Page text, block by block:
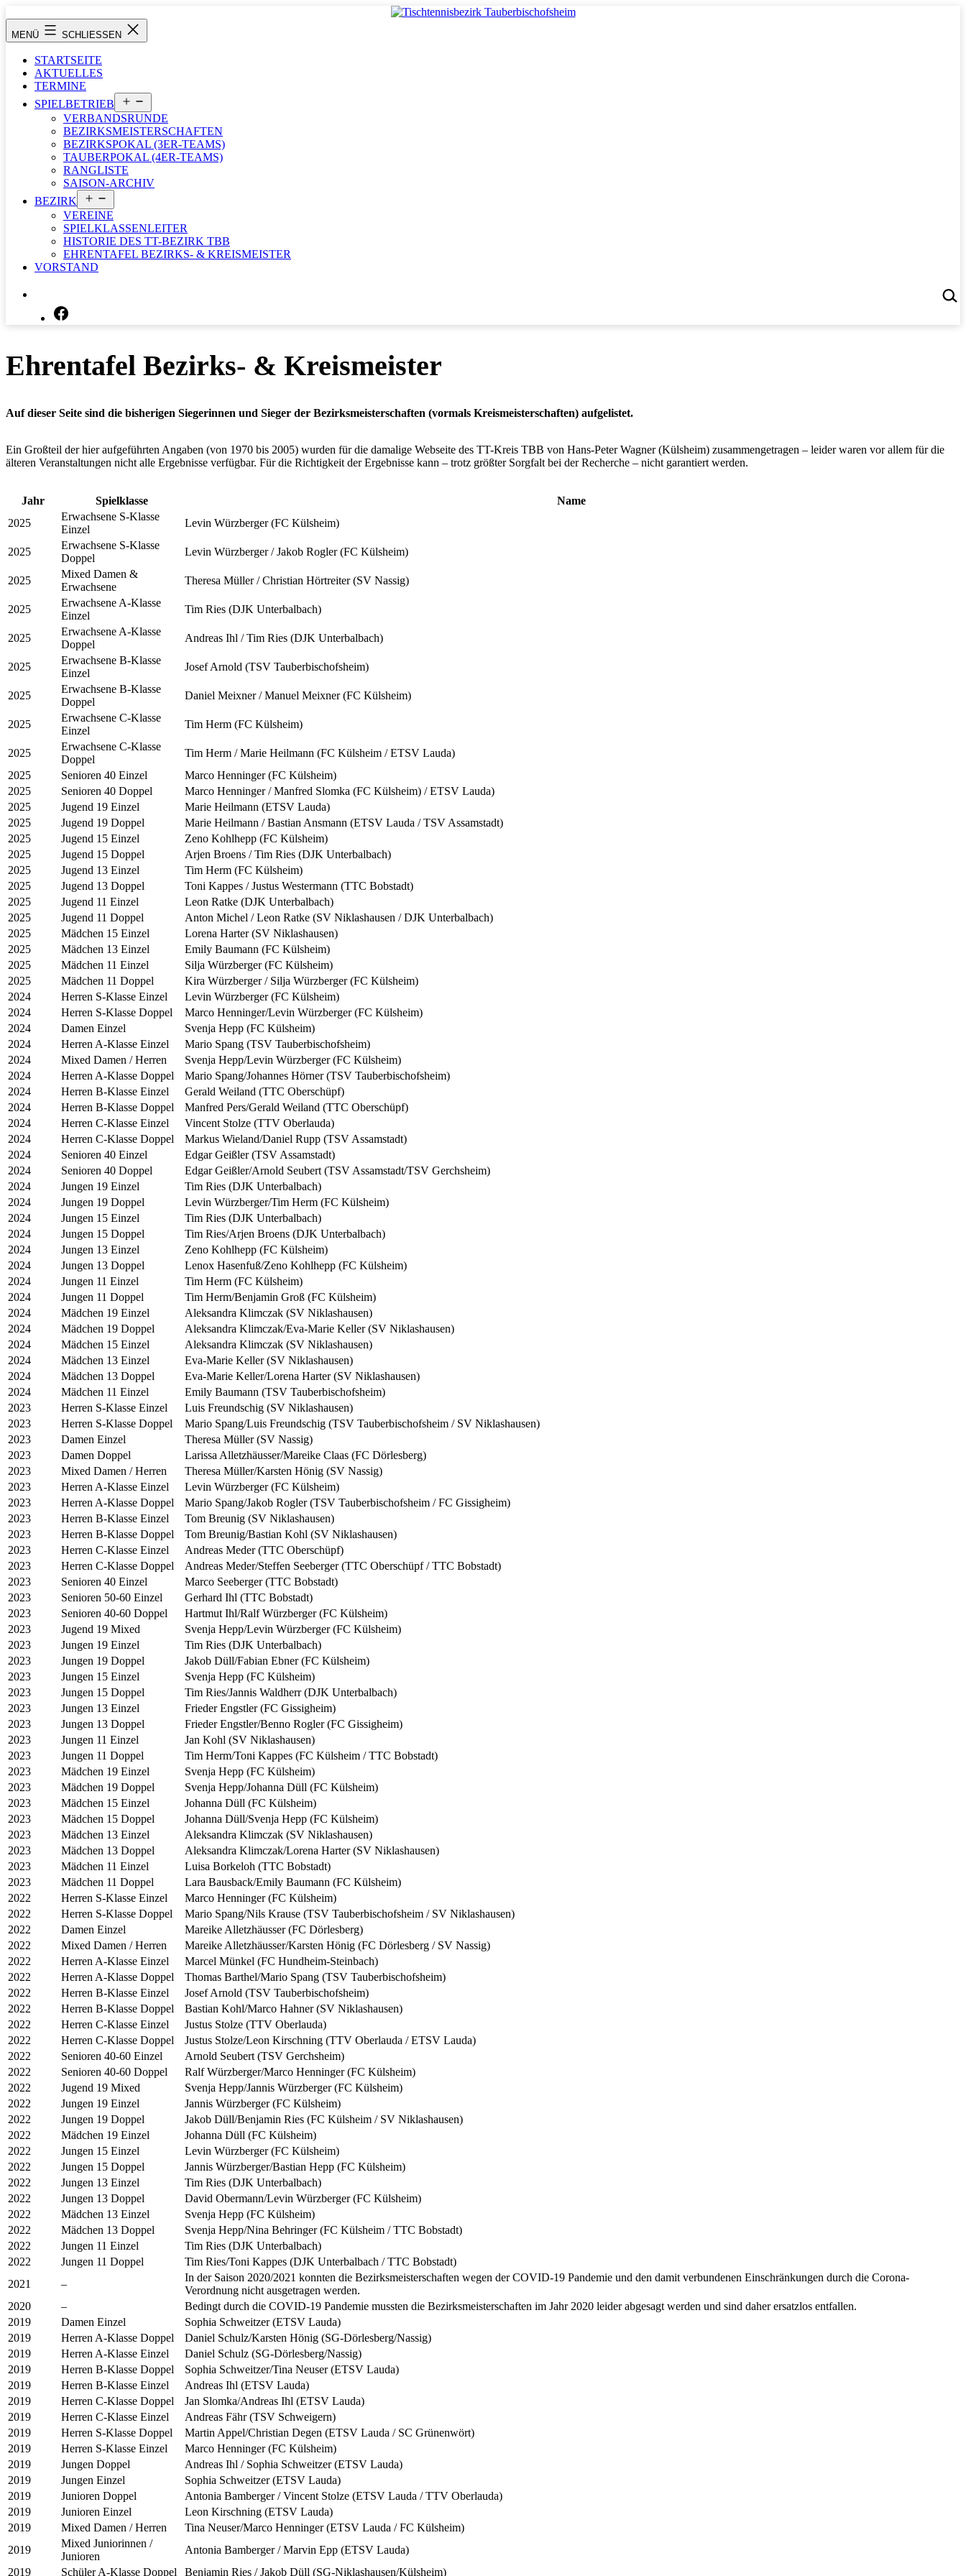
Inhalt
springen
Tischtennisbezirk
Tauberbischofsheim
MENÜ SCHLIESSEN
STARTSEITE
AKTUELLES
TERMINE
SPIELBETRIEB
öffnen
VERBANDSRUNDE
BEZIRKSMEISTERSCHAFTEN
BEZIRKSPOKAL (3ER-TEAMS)
TAUBERPOKAL (4ER-TEAMS)
RANGLISTE
SAISON-ARCHIV
BEZIRK
öffnen
VEREINE
SPIELKLASSENLEITER
HISTORIE DES TT-BEZIRK TBB
EHRENTAFEL BEZIRKS- & KREISMEISTER
VORSTAND
Ehrentafel Bezirks- & Kreismeister
Auf dieser Seite sind die bisherigen Siegerinnen und Sieger der Bezirksmeisterschaften (vormals Kreismeisterschaften) aufgelistet.
Ein Großteil der hier aufgeführten Angaben (von 1970 bis 2005) wurden für die damalige Webseite des TT-Kreis TBB von Hans-Peter Wagner (Külsheim) zusammengetragen – leider waren vor allem für die
älteren Veranstaltungen nicht alle Ergebnisse verfügbar. Für die Richtigkeit der Ergebnisse kann – trotz größter Sorgfalt bei der Recherche – nicht garantiert werden.
Jahr Spielklasse
Name
2025
Erwachsene S-Klasse
Einzel
Levin Würzberger (FC Külsheim)
2025
Erwachsene S-Klasse
Doppel
Levin Würzberger / Jakob Rogler (FC Külsheim)
2025
Mixed Damen &
Erwachsene
Theresa Müller / Christian Hörtreiter (SV Nassig)
2025
Erwachsene A-Klasse
Einzel
Tim Ries (DJK Unterbalbach)
2025
Erwachsene A-Klasse
Doppel
Andreas Ihl / Tim Ries (DJK Unterbalbach)
2025
Erwachsene B-Klasse
Einzel
Josef Arnold (TSV Tauberbischofsheim)
2025
Erwachsene B-Klasse
Doppel
Daniel Meixner / Manuel Meixner (FC Külsheim)
2025
Erwachsene C-Klasse
Einzel
Tim Herm (FC Külsheim)
2025
Erwachsene C-Klasse
Doppel
Tim Herm / Marie Heilmann (FC Külsheim / ETSV Lauda)
2025
Senioren 40 Einzel
Marco Henninger (FC Külsheim)
2025
Senioren 40 Doppel
Marco Henninger / Manfred Slomka (FC Külsheim) / ETSV Lauda)
2025
Jugend 19 Einzel
Marie Heilmann (ETSV Lauda)
2025
Jugend 19 Doppel
Marie Heilmann / Bastian Ansmann (ETSV Lauda / TSV Assamstadt)
2025
Jugend 15 Einzel
Zeno Kohlhepp (FC Külsheim)
2025
Jugend 15 Doppel
Arjen Broens / Tim Ries (DJK Unterbalbach)
2025
Jugend 13 Einzel
Tim Herm (FC Külsheim)
2025
Jugend 13 Doppel
Toni Kappes / Justus Westermann (TTC Bobstadt)
2025
Jugend 11 Einzel
Leon Ratke (DJK Unterbalbach)
2025
Jugend 11 Doppel
Anton Michel / Leon Ratke (SV Niklashausen / DJK Unterbalbach)
2025
Mädchen 15 Einzel
Lorena Harter (SV Niklashausen)
2025
Mädchen 13 Einzel
Emily Baumann (FC Külsheim)
2025
Mädchen 11 Einzel
Silja Würzberger (FC Külsheim)
2025
Mädchen 11 Doppel
Kira Würzberger / Silja Würzberger (FC Külsheim)
2024
Herren S-Klasse Einzel
Levin Würzberger (FC Külsheim)
2024
Herren S-Klasse Doppel
Marco Henninger/Levin Würzberger (FC Külsheim)
2024
Damen Einzel
Svenja Hepp (FC Külsheim)
2024
Herren A-Klasse Einzel
Mario Spang (TSV Tauberbischofsheim)
2024
Mixed Damen / Herren
Svenja Hepp/Levin Würzberger (FC Külsheim)
2024
Herren A-Klasse Doppel
Mario Spang/Johannes Hörner (TSV Tauberbischofsheim)
2024
Herren B-Klasse Einzel
Gerald Weiland (TTC Oberschüpf)
2024
Herren B-Klasse Doppel
Manfred Pers/Gerald Weiland (TTC Oberschüpf)
2024
Herren C-Klasse Einzel
Vincent Stolze (TTV Oberlauda)
2024
Herren C-Klasse Doppel
Markus Wieland/Daniel Rupp (TSV Assamstadt)
2024
Senioren 40 Einzel
Edgar Geißler (TSV Assamstadt)
2024
Senioren 40 Doppel
Edgar Geißler/Arnold Seubert (TSV Assamstadt/TSV Gerchsheim)
2024
Jungen 19 Einzel
Tim Ries (DJK Unterbalbach)
2024
Jungen 19 Doppel
Levin Würzberger/Tim Herm (FC Külsheim)
2024
Jungen 15 Einzel
Tim Ries (DJK Unterbalbach)
2024
Jungen 15 Doppel
Tim Ries/Arjen Broens (DJK Unterbalbach)
2024
Jungen 13 Einzel
Zeno Kohlhepp (FC Külsheim)
2024
Jungen 13 Doppel
Lenox Hasenfuß/Zeno Kohlhepp (FC Külsheim)
2024
Jungen 11 Einzel
Tim Herm (FC Külsheim)
2024
Jungen 11 Doppel
Tim Herm/Benjamin Groß (FC Külsheim)
2024
Mädchen 19 Einzel
Aleksandra Klimczak (SV Niklashausen)
2024
Mädchen 19 Doppel
Aleksandra Klimczak/Eva-Marie Keller (SV Niklashausen)
2024
Mädchen 15 Einzel
Aleksandra Klimczak (SV Niklashausen)
2024
Mädchen 13 Einzel
Eva-Marie Keller (SV Niklashausen)
2024
Mädchen 13 Doppel
Eva-Marie Keller/Lorena Harter (SV Niklashausen)
2024
Mädchen 11 Einzel
Emily Baumann (TSV Tauberbischofsheim)
2023
Herren S-Klasse Einzel
Luis Freundschig (SV Niklashausen)
2023
Herren S-Klasse Doppel
Mario Spang/Luis Freundschig (TSV Tauberbischofsheim / SV Niklashausen)
2023
Damen Einzel
Theresa Müller (SV Nassig)
2023
Damen Doppel
Larissa Alletzhäusser/Mareike Claas (FC Dörlesberg)
2023
Mixed Damen / Herren
Theresa Müller/Karsten Hönig (SV Nassig)
2023
Herren A-Klasse Einzel
Levin Würzberger (FC Külsheim)
2023
Herren A-Klasse Doppel
Mario Spang/Jakob Rogler (TSV Tauberbischofsheim / FC Gissigheim)
2023
Herren B-Klasse Einzel
Tom Breunig (SV Niklashausen)
2023
Herren B-Klasse Doppel
Tom Breunig/Bastian Kohl (SV Niklashausen)
2023
Herren C-Klasse Einzel
Andreas Meder (TTC Oberschüpf)
2023
Herren C-Klasse Doppel
Andreas Meder/Steffen Seeberger (TTC Oberschüpf / TTC Bobstadt)
2023
Senioren 40 Einzel
Marco Seeberger (TTC Bobstadt)
2023
Senioren 50-60 Einzel
Gerhard Ihl (TTC Bobstadt)
2023
Senioren 40-60 Doppel
Hartmut Ihl/Ralf Würzberger (FC Külsheim)
2023
Jugend 19 Mixed
Svenja Hepp/Levin Würzberger (FC Külsheim)
2023
Jungen 19 Einzel
Tim Ries (DJK Unterbalbach)
2023
Jungen 19 Doppel
Jakob Düll/Fabian Ebner (FC Külsheim)
2023
Jungen 15 Einzel
Svenja Hepp (FC Külsheim)
2023
Jungen 15 Doppel
Tim Ries/Jannis Waldherr (DJK Unterbalbach)
2023
Jungen 13 Einzel
Frieder Engstler (FC Gissigheim)
2023
Jungen 13 Doppel
Frieder Engstler/Benno Rogler (FC Gissigheim)
2023
Jungen 11 Einzel
Jan Kohl (SV Niklashausen)
2023
Jungen 11 Doppel
Tim Herm/Toni Kappes (FC Külsheim / TTC Bobstadt)
2023
Mädchen 19 Einzel
Svenja Hepp (FC Külsheim)
2023
Mädchen 19 Doppel
Svenja Hepp/Johanna Düll (FC Külsheim)
2023
Mädchen 15 Einzel
Johanna Düll (FC Külsheim)
2023
Mädchen 15 Doppel
Johanna Düll/Svenja Hepp (FC Külsheim)
2023
Mädchen 13 Einzel
Aleksandra Klimczak (SV Niklashausen)
2023
Mädchen 13 Doppel
Aleksandra Klimczak/Lorena Harter (SV Niklashausen)
2023
Mädchen 11 Einzel
Luisa Borkeloh (TTC Bobstadt)
2023
Mädchen 11 Doppel
Lara Bausback/Emily Baumann (FC Külsheim)
2022
Herren S-Klasse Einzel
Marco Henninger (FC Külsheim)
2022
Herren S-Klasse Doppel
Mario Spang/Nils Krause (TSV Tauberbischofsheim / SV Niklashausen)
2022
Damen Einzel
Mareike Alletzhäusser (FC Dörlesberg)
2022
Mixed Damen / Herren
Mareike Alletzhäusser/Karsten Hönig (FC Dörlesberg / SV Nassig)
2022
Herren A-Klasse Einzel
Marcel Münkel (FC Hundheim-Steinbach)
2022
Herren A-Klasse Doppel
Thomas Barthel/Mario Spang (TSV Tauberbischofsheim)
2022
Herren B-Klasse Einzel
Josef Arnold (TSV Tauberbischofsheim)
2022
Herren B-Klasse Doppel
Bastian Kohl/Marco Hahner (SV Niklashausen)
2022
Herren C-Klasse Einzel
Justus Stolze (TTV Oberlauda)
2022
Herren C-Klasse Doppel
Justus Stolze/Leon Kirschning (TTV Oberlauda / ETSV Lauda)
2022
Senioren 40-60 Einzel
Arnold Seubert (TSV Gerchsheim)
2022
Senioren 40-60 Doppel
Ralf Würzberger/Marco Henninger (FC Külsheim)
2022
Jugend 19 Mixed
Svenja Hepp/Jannis Würzberger (FC Külsheim)
2022
Jungen 19 Einzel
Jannis Würzberger (FC Külsheim)
2022
Jungen 19 Doppel
Jakob Düll/Benjamin Ries (FC Külsheim / SV Niklashausen)
2022
Mädchen 19 Einzel
Johanna Düll (FC Külsheim)
2022
Jungen 15 Einzel
Levin Würzberger (FC Külsheim)
2022
Jungen 15 Doppel
Jannis Würzberger/Bastian Hepp (FC Külsheim)
2022
Jungen 13 Einzel
Tim Ries (DJK Unterbalbach)
2022
Jungen 13 Doppel
David Obermann/Levin Würzberger (FC Külsheim)
2022
Mädchen 13 Einzel
Svenja Hepp (FC Külsheim)
2022
Mädchen 13 Doppel
Svenja Hepp/Nina Behringer (FC Külsheim / TTC Bobstadt)
2022
Jungen 11 Einzel
Tim Ries (DJK Unterbalbach)
2022
Jungen 11 Doppel
Tim Ries/Toni Kappes (DJK Unterbalbach / TTC Bobstadt)
2021
–
In der Saison 2020/2021 konnten die Bezirksmeisterschaften wegen der COVID-19 Pandemie und den damit verbundenen Einschränkungen durch die Corona-
Verordnung nicht ausgetragen werden.
2020
–
Bedingt durch die COVID-19 Pandemie mussten die Bezirksmeisterschaften im Jahr 2020 leider abgesagt werden und sind daher ersatzlos entfallen.
2019
Damen Einzel
Sophia Schweitzer (ETSV Lauda)
2019
Herren A-Klasse Doppel
Daniel Schulz/Karsten Hönig (SG-Dörlesberg/Nassig)
2019
Herren A-Klasse Einzel
Daniel Schulz (SG-Dörlesberg/Nassig)
2019
Herren B-Klasse Doppel
Sophia Schweitzer/Tina Neuser (ETSV Lauda)
2019
Herren B-Klasse Einzel
Andreas Ihl (ETSV Lauda)
2019
Herren C-Klasse Doppel
Jan Slomka/Andreas Ihl (ETSV Lauda)
2019
Herren C-Klasse Einzel
Andreas Fähr (TSV Schweigern)
2019
Herren S-Klasse Doppel
Martin Appel/Christian Degen (ETSV Lauda / SC Grünenwört)
2019
Herren S-Klasse Einzel
Marco Henninger (FC Külsheim)
2019
Jungen Doppel
Andreas Ihl / Sophia Schweitzer (ETSV Lauda)
2019
Jungen Einzel
Sophia Schweitzer (ETSV Lauda)
2019
Junioren Doppel
Antonia Bamberger / Vincent Stolze (ETSV Lauda / TTV Oberlauda)
2019
Junioren Einzel
Leon Kirschning (ETSV Lauda)
2019
Mixed Damen / Herren
Tina Neuser/Marco Henninger (ETSV Lauda / FC Külsheim)
2019
Mixed Juniorinnen /
Junioren
Antonia Bamberger / Marvin Epp (ETSV Lauda)
2019
Schüler A-Klasse Doppel Benjamin Ries / Jakob Düll (SG-Niklashausen/Külsheim)